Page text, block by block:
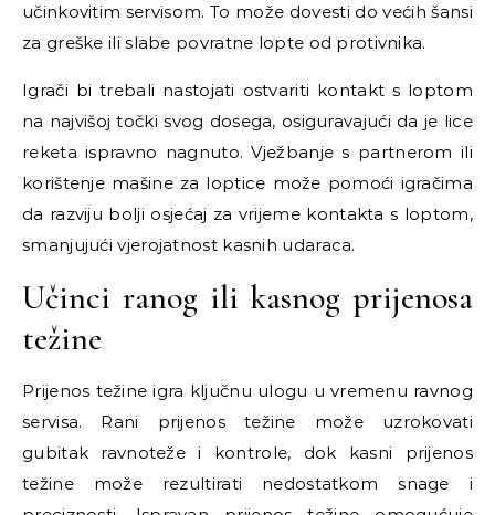
učinkovitim servisom. To može dovesti do većih šansi
za greške ili slabe povratne lopte od protivnika.
Igrači bi trebali nastojati ostvariti kontakt s loptom
na najvišoj točki svog dosega, osiguravajući da je lice
reketa ispravno nagnuto. Vježbanje s partnerom ili
korištenje mašine za loptice može pomoći igračima
da razviju bolji osjećaj za vrijeme kontakta s loptom,
smanjujući vjerojatnost kasnih udaraca.
Učinci ranog ili kasnog prijenosa
težine
Prijenos težine igra ključnu ulogu u vremenu ravnog
servisa. Rani prijenos težine može uzrokovati
gubitak ravnoteže i kontrole, dok kasni prijenos
težine može rezultirati nedostatkom snage i